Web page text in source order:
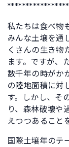
私たちは食べ物
みんな土壌を通
くさんの生き物
ます。ですが、
数千年の時がか
の陸地面積に対
す。しかし、そ
り、森林破壊や
えつつあること
国際土壌年のテ